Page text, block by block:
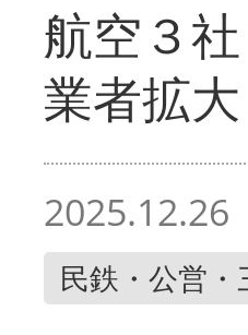
航空３
業者拡
2025.12.26
民鉄・公営・